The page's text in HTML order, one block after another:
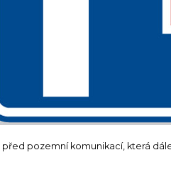
před pozemní komunikací, která